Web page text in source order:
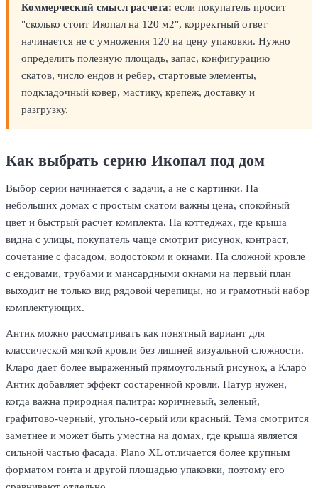
Коммерческий смысл расчета: если покупатель просит
"сколько стоит Икопал на 120 м2", корректный ответ
начинается не с умножения 120 на цену упаковки. Нужно
определить полезную площадь, запас, конфигурацию
скатов, число ендов и ребер, стартовые элементы,
подкладочный ковер, мастику, крепеж, доставку и
разгрузку.
Как выбрать серию Икопал под дом
Выбор серии начинается с задачи, а не с картинки. На
небольших домах с простым скатом важны цена, спокойный
цвет и быстрый расчет комплекта. На коттеджах, где крыша
видна с улицы, покупатель чаще смотрит рисунок, контраст,
сочетание с фасадом, водостоком и окнами. На сложной кровле
с ендовами, трубами и мансардными окнами на первый план
выходит не только вид рядовой черепицы, но и грамотный набор
комплектующих.
Антик можно рассматривать как понятный вариант для
классической мягкой кровли без лишней визуальной сложности.
Кларо дает более выраженный прямоугольный рисунок, а Кларо
Антик добавляет эффект состаренной кровли. Натур нужен,
когда важна природная палитра: коричневый, зеленый,
графитово-черный, угольно-серый или красный. Тема смотрится
заметнее и может быть уместна на домах, где крыша является
сильной частью фасада. Plano XL отличается более крупным
форматом гонта и другой площадью упаковки, поэтому его